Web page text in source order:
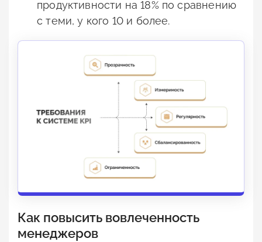
продуктивности на 18% по сравнению
с теми, у кого 10 и более.
Как повысить вовлеченность
менеджеров